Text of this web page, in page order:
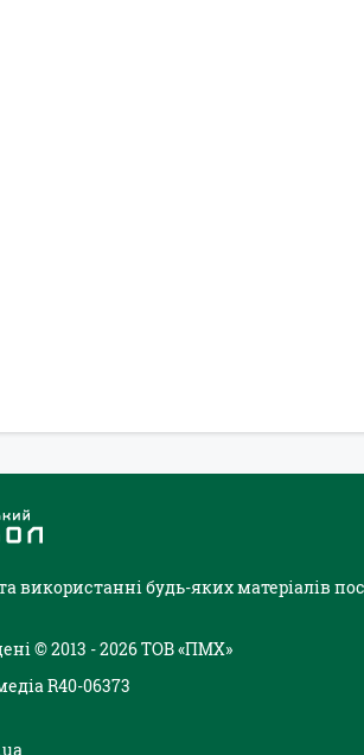
використанні будь-яких матеріалів
© 2013 - 2026 ТОВ «ПМХ»
R40-06373